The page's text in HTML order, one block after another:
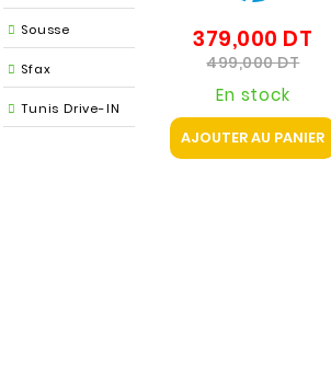
Sousse
Sfax
Tunis Drive-IN
379,000 DT
499,000 DT
En stock
AJOUTER AU PANIER